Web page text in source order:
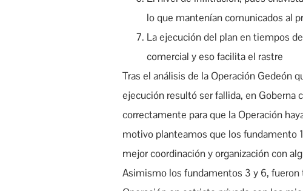
lo que mantenían comunicados al
La ejecución del plan en tiempos
comercial y eso facilita el rastre
Tras el análisis de la Operación Gedeón
ejecución resultó ser fallida, en Goberna
correctamente para que la Operación
motivo planteamos que los fundamento
mejor coordinación y organización con
Asimismo los fundamentos 3 y 6,